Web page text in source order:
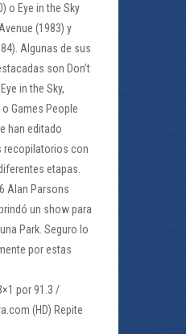
o Eye in the Sky
(1983) y
Algunas de sus
son Don’t
in the Sky,
Games People
han editado
recopilatorios con
etapas.
Alan Parsons
un show para
Park. Seguro lo
por estas
por 91.3 /
(HD) Repite